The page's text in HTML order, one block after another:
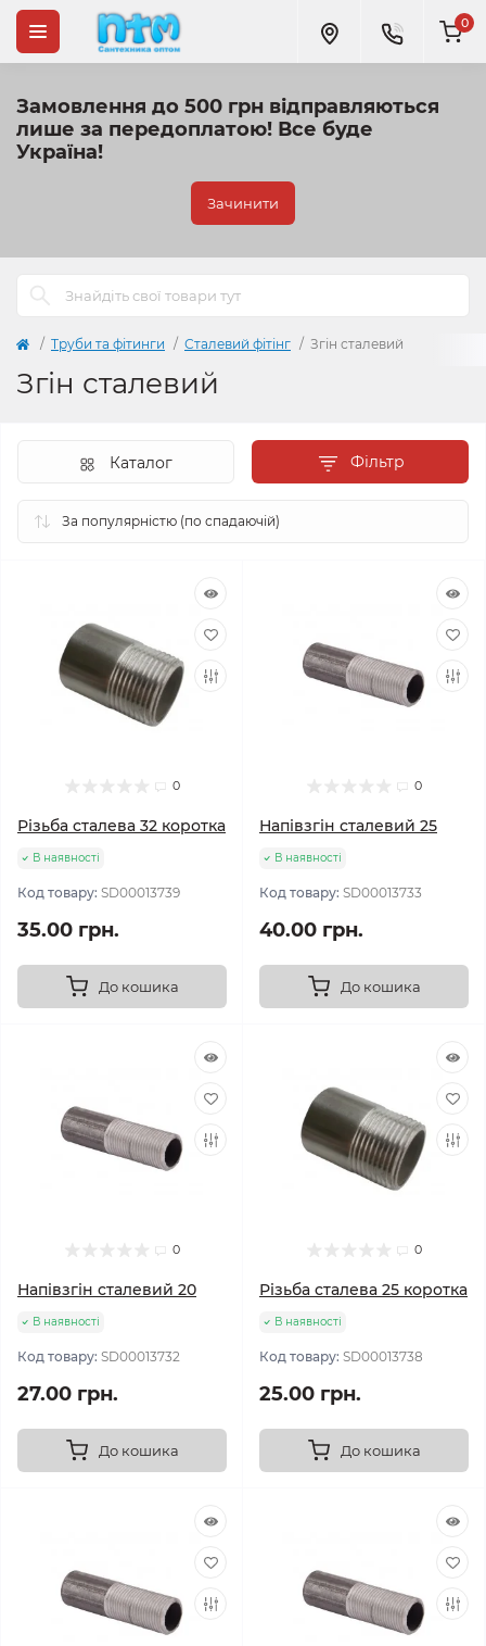
Замовлення до 500 грн відправляються
лише за передоплатою! Все буде
Україна!
Зачинити
0
Труби та фітинги Сталевий фітінг Згін сталевий
Згін сталевий
Фільтр
Каталог
0
Різьба сталева 32 коротка
В наявності
Код товару: SD00013739
35.00 грн.
До кошика
0
Напівзгін сталевий 25
В наявності
Код товару: SD00013733
40.00 грн.
До кошика
0
Напівзгін сталевий 20
В наявності
Код товару: SD00013732
27.00 грн.
До кошика
0
Різьба сталева 25 коротка
В наявності
Код товару: SD00013738
25.00 грн.
До кошика